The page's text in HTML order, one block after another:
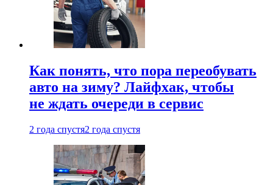
Как понять, что пора переобувать
авто на зиму? Лайфхак, чтобы
не ждать очереди в сервис
2 года спустя2 года спустя